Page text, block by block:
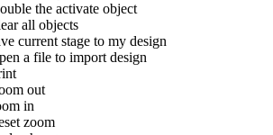
the activate object
all objects
current stage to my design
a file to import design
out
in
zoom